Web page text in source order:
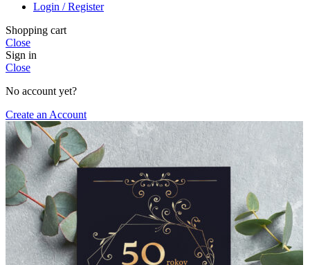
Login / Register
Shopping cart
Close
Sign in
Close
No account yet?
Create an Account